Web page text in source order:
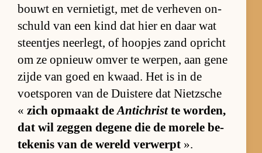
bouwt en ver­nie­tigt, met de ver­he­ven on­
schuld van een kind dat hier en daar wat
steen­tjes neer­legt, of hoop­jes zand op­richt
om ze op­nieuw om­ver te wer­pen, aan gene
zijde van goed en kwaad. Het is in de
voet­spo­ren van de Duis­tere dat Nietz­sche
« zich op­maakt deAntichristte wor­den,
dat wil zeg­gen de­gene die de mo­rele be­
te­ke­nis van de we­reld ver­werpt ».